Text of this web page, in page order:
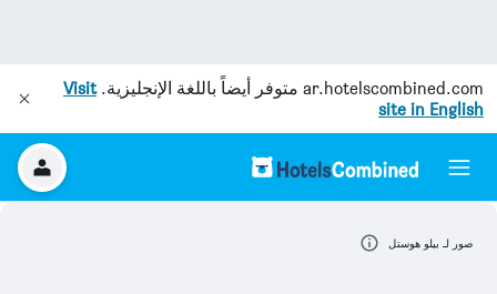
ar.hotelscombined.com متوفر أيضاً باللغة الإنجليزية.Visit
site in English
صور لـ بيلو هوستل